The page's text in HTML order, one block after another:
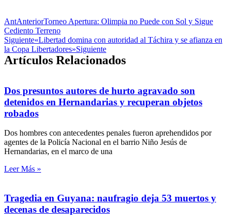
AntAnteriorTorneo Apertura: Olimpia no Puede con Sol y Sigue
Cediento Terreno
Siguiente«Libertad domina con autoridad al Táchira y se afianza en
la Copa Libertadores»Siguiente
Artículos Relacionados
Dos presuntos autores de hurto agravado son
detenidos en Hernandarias y recuperan objetos
robados
Dos hombres con antecedentes penales fueron aprehendidos por
agentes de la Policía Nacional en el barrio Niño Jesús de
Hernandarias, en el marco de una
Leer Más »
Tragedia en Guyana: naufragio deja 53 muertos y
decenas de desaparecidos